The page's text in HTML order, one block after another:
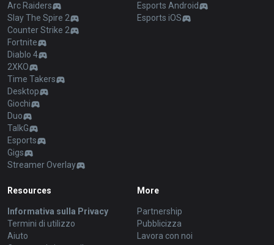
Arc Raiders
Slay The Spire 2
Counter Strike 2
Fortnite
Diablo 4
2XKO
Time Takers
Desktop
Giochi
Duo
TalkG
Esports
Gigs
Streamer Overlay
Esports Android
Esports iOS
Resources
Informativa sulla Privacy
Termini di utilizzo
Aiuto
More
Partnership
Pubblicizza
Lavora con noi